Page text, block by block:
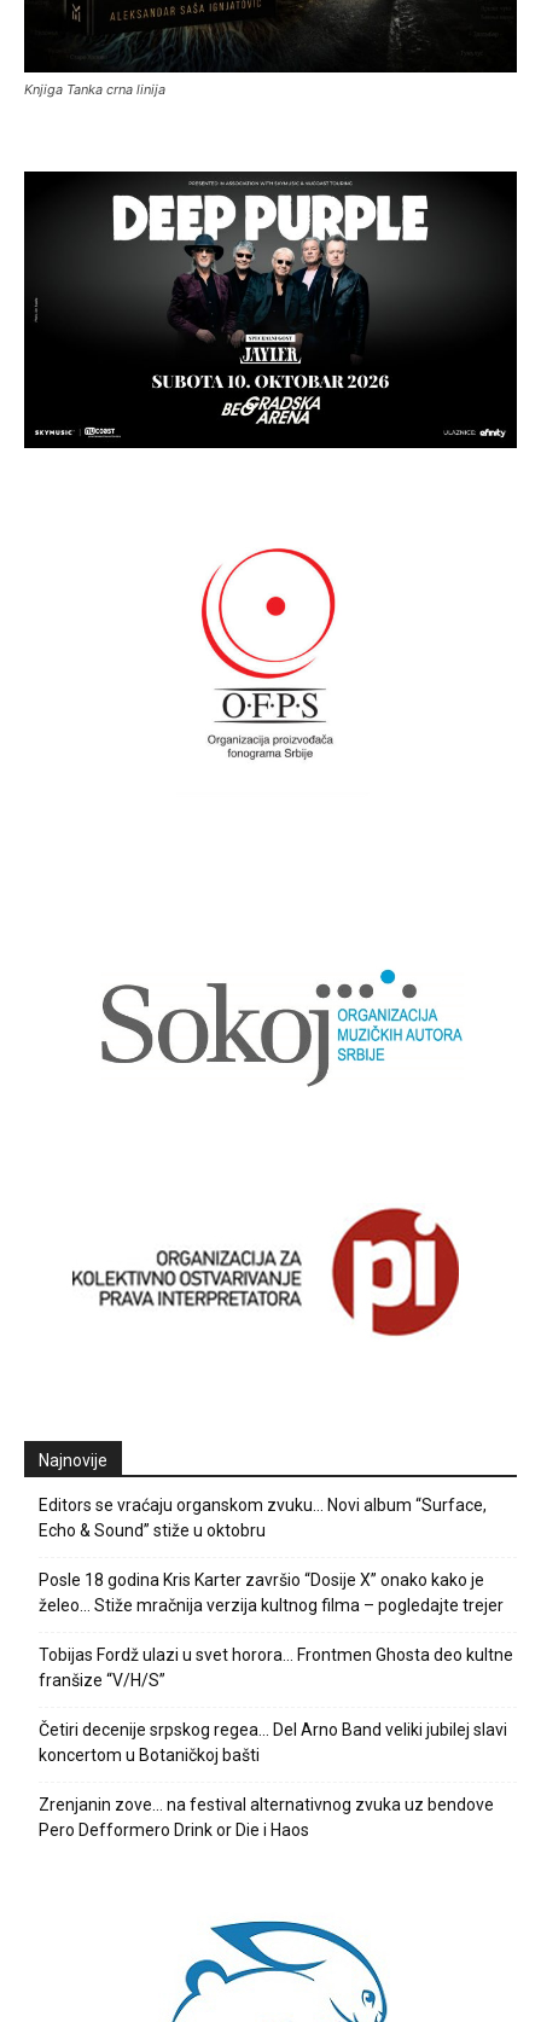
Knjiga Tanka crna linija
Najnovije
Editors se vraćaju organskom zvuku… Novi album “Surface,
Echo & Sound” stiže u oktobru
Posle 18 godina Kris Karter završio “Dosije X” onako kako je
želeo… Stiže mračnija verzija kultnog filma – pogledajte trejer
Tobijas Fordž ulazi u svet horora… Frontmen Ghosta deo kultne
franšize “V/H/S”
Četiri decenije srpskog regea… Del Arno Band veliki jubilej slavi
koncertom u Botaničkoj bašti
Zrenjanin zove… na festival alternativnog zvuka uz bendove
Pero Defformero Drink or Die i Haos